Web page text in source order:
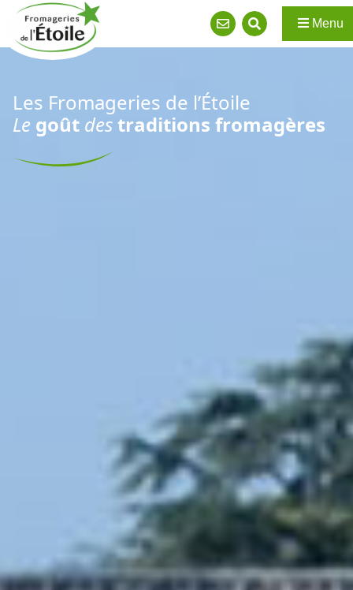
Menu
Les Fromageries de l’Étoile
Le goût destraditions fromagères